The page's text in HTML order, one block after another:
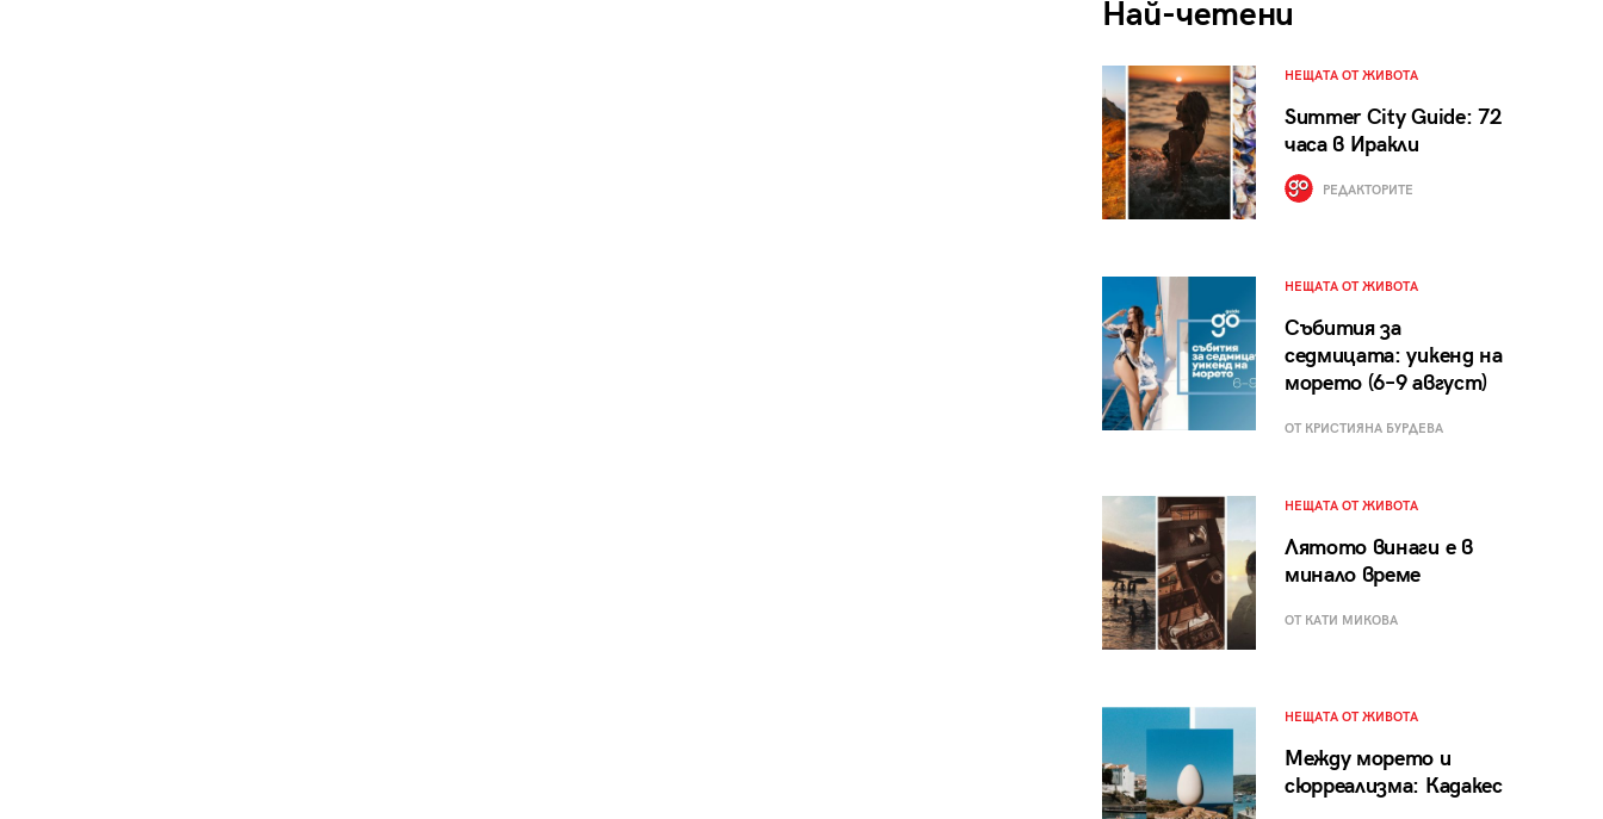
Най-четени
НЕЩАТА ОТ ЖИВОТА
Summer City Guide: 72
часа в Иракли
РЕДАКТОРИТЕ
НЕЩАТА ОТ ЖИВОТА
Събития за
седмицата: уикенд на
морето (6–9 август)
ОТ КРИСТИЯНА БУРДЕВА
НЕЩАТА ОТ ЖИВОТА
Лятото винаги е в
минало време
ОТ КАТИ МИКОВА
НЕЩАТА ОТ ЖИВОТА
Между морето и
сюрреализма: Кадакес